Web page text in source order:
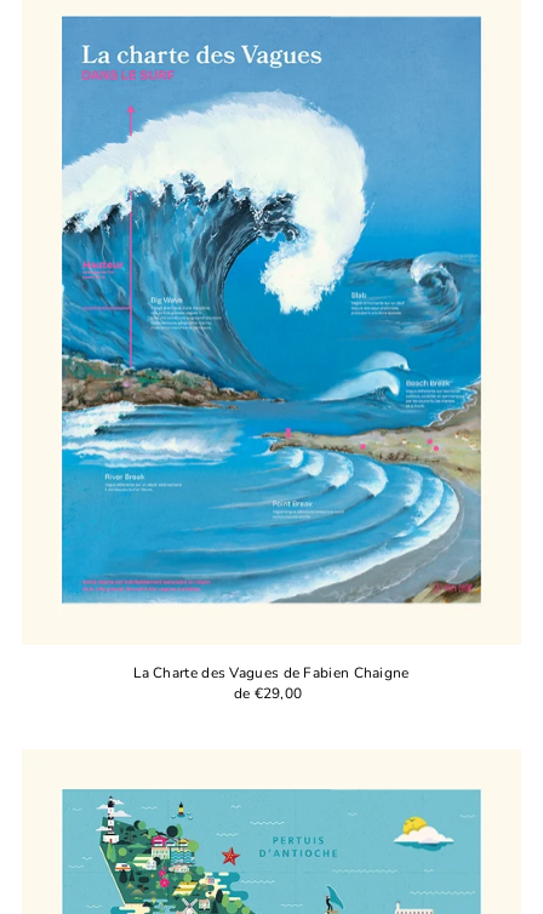
La Charte des Vagues de Fabien Chaigne
de €29,00